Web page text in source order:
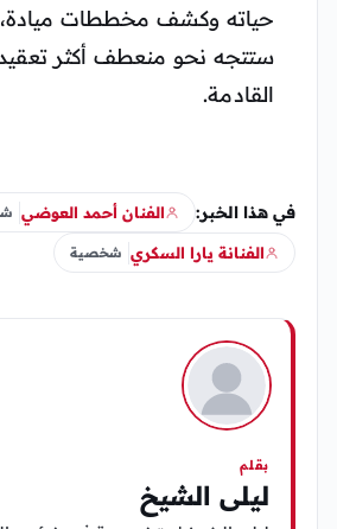
حياته وكشف مخططات ميادة،
ستتجه نحو منعطف أكثر
القادمة.
في هذا الخبر: الفنان أحمد العوضي
الفنانة يارا السكري شخصية
بقلم
ليلى الشيخ